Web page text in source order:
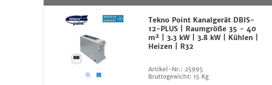
Tekno Point Kanalgerät DBIS-
12-PLUS | Raumgröße 35 - 40
m² | 3.3 kW | 3.8 kW | Kühlen |
Heizen | R32
Artikel-Nr.: 25995
Bruttogewicht: 15 Kg